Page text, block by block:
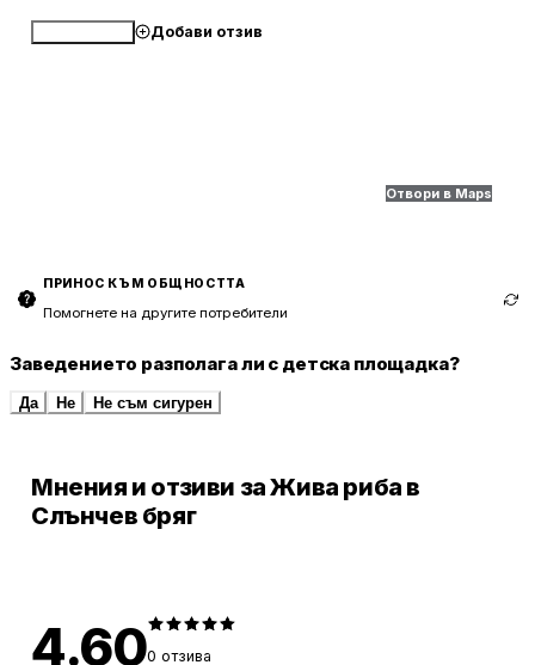
Добави отзив
Отвори в Maps
ПРИНОС КЪМ ОБЩНОСТТА
Помогнете на другите потребители
Заведението разполага ли с детска площадка?
Да Не Не съм сигурен
Мнения и отзиви за Жива риба в
Слънчев бряг
4.600 отзива